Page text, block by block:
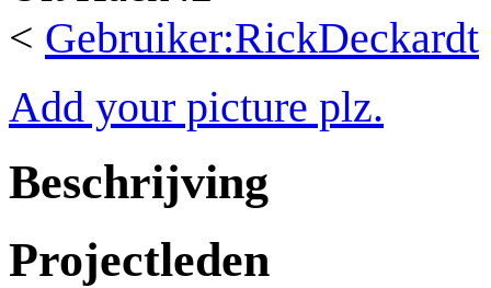
< Gebruiker:RickDeckardt
Add your picture plz.
Beschrijving
Projectleden